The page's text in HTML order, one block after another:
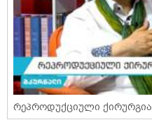
რეპროდუქციული ქირურგია